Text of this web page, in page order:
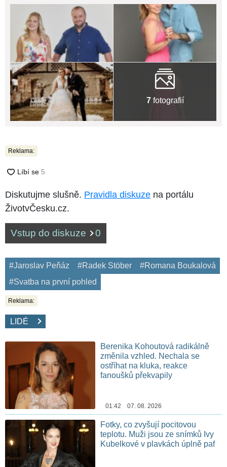
7fotografií
Reklama:
Diskutujme slušně. Pravidla diskuze na portálu
ŽivotvČesku.cz.
Vstup do diskuze 0
#Jaroslav Peňáz #Radek Stöber
#Romana Boukalová
#Svatba na první pohled
Reklama:
LIDÉ
Berenika Kohoutová radikálně
změnila vzhled. Nechala se
ostříhat na kluka, reakce
fanoušků překvapily
01:42 07. 08. 2026
Fotky, co zvyšují pocitovou
teplotu. Muži jsou ze snímků Ivy
Kubelkové v plavkách úplně paf